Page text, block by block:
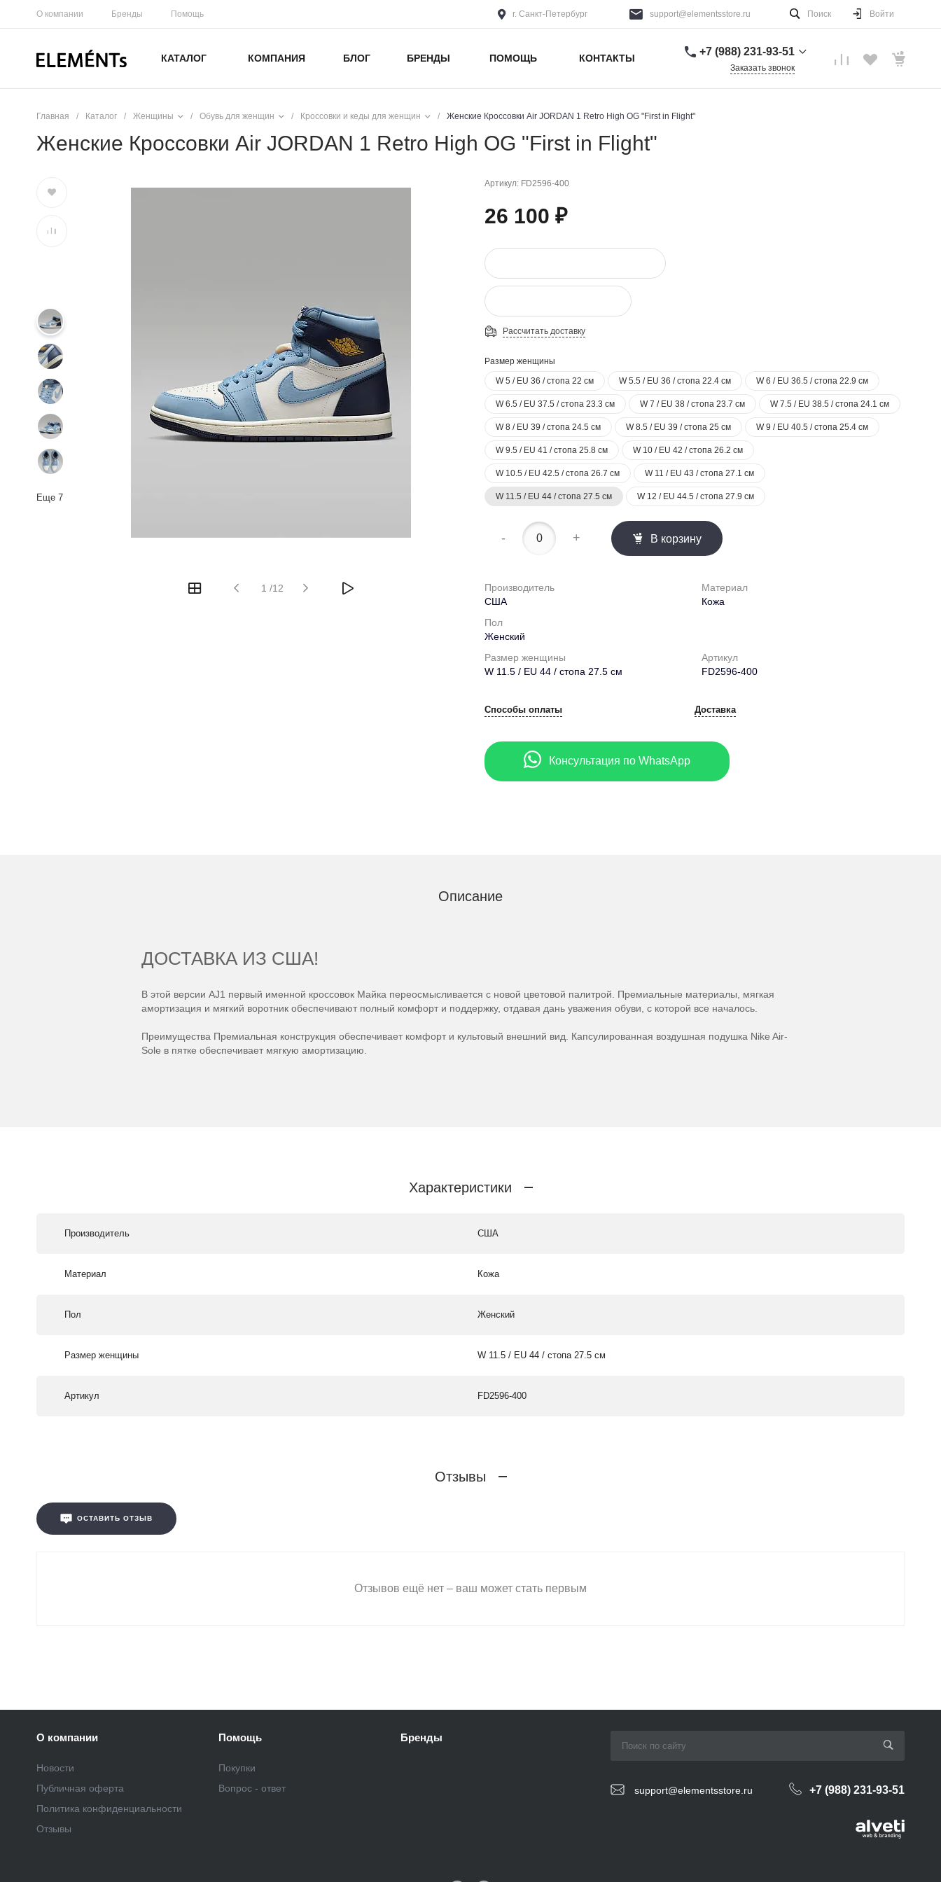
О компании Бренды Помощь г. Санкт-Петербург support@elementsstore.ru Поиск Войти
КАТАЛОГ КОМПАНИЯ БЛОГ БРЕНДЫ ПОМОЩЬ КОНТАКТЫ
+7 (988) 231-93-51
Заказать звонок
Главная / Каталог / Женщины / Обувь для женщин / Кроссовки и кеды для женщин / Женские Кроссовки Air JORDAN 1 Retro High OG "First in Flight"
Женские Кроссовки Air JORDAN 1 Retro High OG "First in Flight"
Еще 7
1 /12
Артикул: FD2596-400
26 100 ₽
Рассчитать доставку
Размер женщины
W 5 / EU 36 / стопа 22 см
W 5.5 / EU 36 / стопа 22.4 см W 6 / EU 36.5 / стопа 22.9 см
W 6.5 / EU 37.5 / стопа 23.3 см W 7 / EU 38 / стопа 23.7 см W 7.5 / EU 38.5 / стопа 24.1 см
W 8 / EU 39 / стопа 24.5 см W 8.5 / EU 39 / стопа 25 см W 9 / EU 40.5 / стопа 25.4 см
W 9.5 / EU 41 / стопа 25.8 см W 10 / EU 42 / стопа 26.2 см
W 10.5 / EU 42.5 / стопа 26.7 см W 11 / EU 43 / стопа 27.1 см
W 11.5 / EU 44 / стопа 27.5 см W 12 / EU 44.5 / стопа 27.9 см
- + В корзину
Производитель
США
Материал
Кожа
Пол
Женский
Размер женщины
W 11.5 / EU 44 / стопа 27.5 см
Артикул
FD2596-400
Способы оплаты Доставка
Консультация по WhatsApp
Описание
ДОСТАВКА ИЗ США!
В этой версии AJ1 первый именной кроссовок Майка переосмысливается с новой цветовой палитрой. Премиальные материалы, мягкая
амортизация и мягкий воротник обеспечивают полный комфорт и поддержку, отдавая дань уважения обуви, с которой все началось.
Преимущества Премиальная конструкция обеспечивает комфорт и культовый внешний вид. Капсулированная воздушная подушка Nike Air-
Sole в пятке обеспечивает мягкую амортизацию.
Характеристики
Производитель США
Материал Кожа
Пол Женский
Размер женщины W 11.5 / EU 44 / стопа 27.5 см
Артикул FD2596-400
Отзывы
ОСТАВИТЬ ОТЗЫВ
Отзывов ещё нет – ваш может стать первым
О компании
Новости
Публичная оферта
Политика конфиденциальности
Отзывы
Помощь
Покупки
Вопрос - ответ
Бренды
support@elementsstore.ru +7 (988) 231-93-51